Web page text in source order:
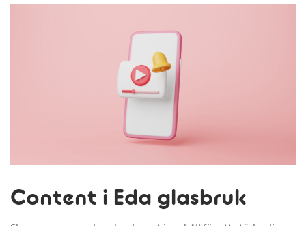
Content i Eda glasbruk